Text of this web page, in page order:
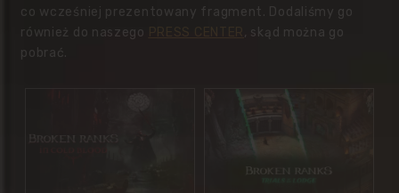
co wcześniej prezentowany fragment. Dodaliśmy go
również do naszego
PRESS CENTER , skąd można go
pobrać.